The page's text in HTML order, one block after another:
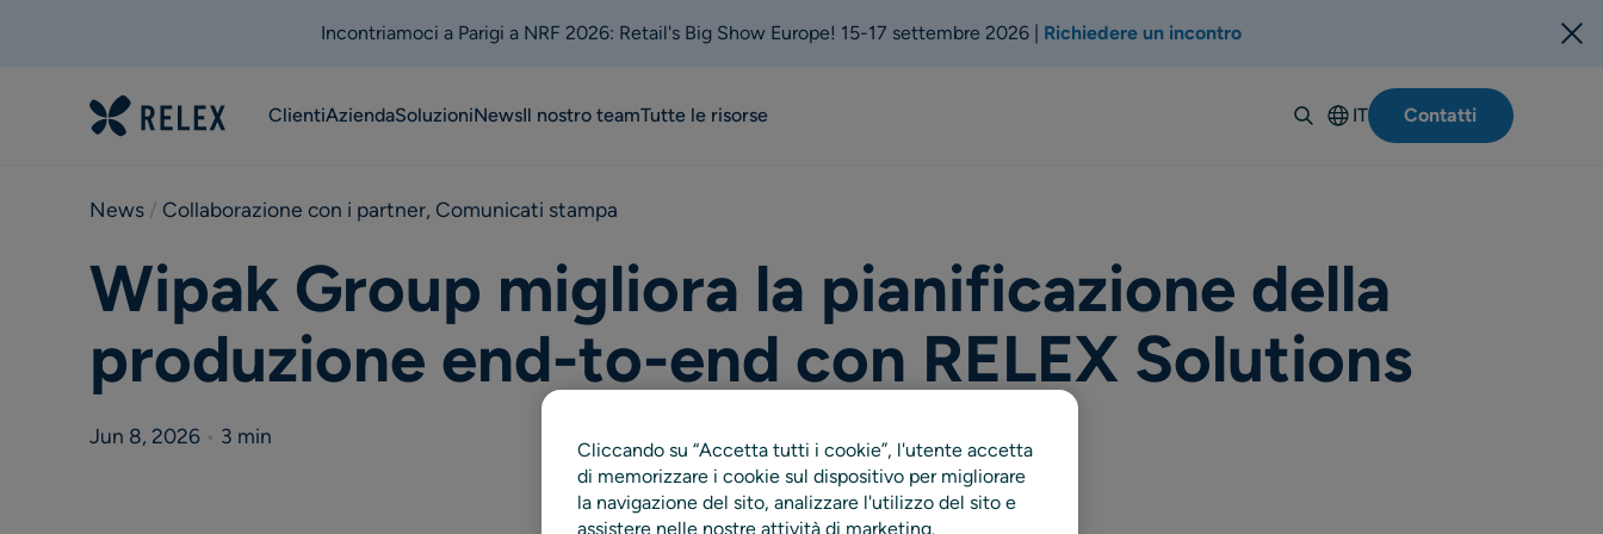
Incontriamoci a Parigi a NRF 2026: Retail's Big Show Europe! 15-17 settembre 2026 | Richiedere un incontro
ClientiAziendaSoluzioniNewsIl nostro teamTutte le risorse
IT
English
Suomi
Norsk
Contatti
News / Collaborazione con i partner, Comunicati stampa
Wipak Group migliora la pianificazione della
produzione end-to-end con RELEX Solutions
Jun 8, 2026 • 3 min
Cliccando su “Accetta tutti i cookie”, l'utente accetta
di memorizzare i cookie sul dispositivo per migliorare
la navigazione del sito, analizzare l'utilizzo del sito e
assistere nelle nostre attività di marketing.